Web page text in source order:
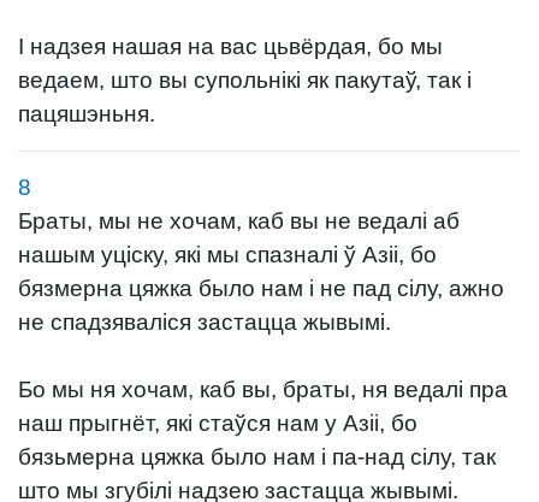
І надзея нашая на вас цьвёрдая, бо мы
ведаем, што вы супольнікі як пакутаў, так і
пацяшэньня.
8
Браты, мы не хочам, каб вы не ведалі аб
нашым уціску, які мы спазналі ў Азіі, бо
бязмерна цяжка было нам і не пад сілу, ажно
не спадзяваліся застацца жывымі.
Бо мы ня хочам, каб вы, браты, ня ведалі пра
наш прыгнёт, які стаўся нам у Азіі, бо
бязьмерна цяжка было нам і па-над сілу, так
што мы згубілі надзею застацца жывымі.